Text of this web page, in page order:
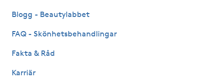
Idrottsmassage
IPL hårborttagning
Blogg - Beautylabbet
FAQ - Skönhetsbehandlingar
Fakta & Råd
Karriär